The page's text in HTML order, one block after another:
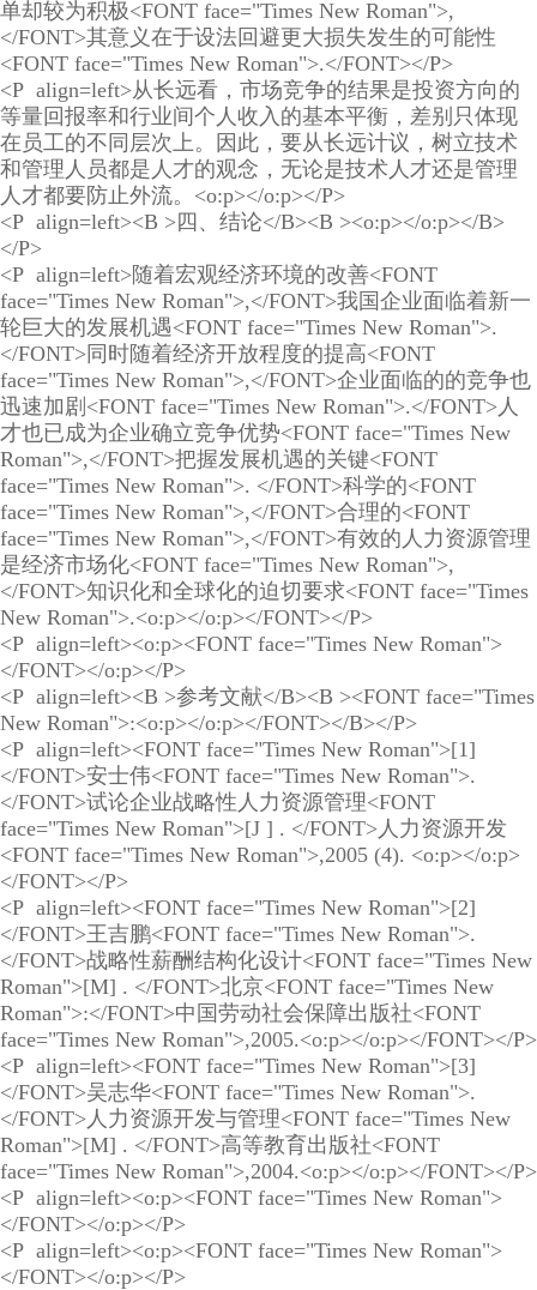
单却较为积极<FONT face="Times New Roman">,
</FONT>其意义在于设法回避更大损失发生的可能性
<FONT face="Times New Roman">.</FONT></P>
<P align=left>从长远看，市场竞争的结果是投资方向的
等量回报率和行业间个人收入的基本平衡，差别只体现
在员工的不同层次上。因此，要从长远计议，树立技术
和管理人员都是人才的观念，无论是技术人才还是管理
人才都要防止外流。<o:p></o:p></P>
<P align=left><B >四、结论</B><B ><o:p></o:p></B>
</P>
<P align=left>随着宏观经济环境的改善<FONT
face="Times New Roman">,</FONT>我国企业面临着新一
轮巨大的发展机遇<FONT face="Times New Roman">.
</FONT>同时随着经济开放程度的提高<FONT
face="Times New Roman">,</FONT>企业面临的的竞争也
迅速加剧<FONT face="Times New Roman">.</FONT>人
才也已成为企业确立竞争优势<FONT face="Times New
Roman">,</FONT>把握发展机遇的关键<FONT
face="Times New Roman">. </FONT>科学的<FONT
face="Times New Roman">,</FONT>合理的<FONT
face="Times New Roman">,</FONT>有效的人力资源管理
是经济市场化<FONT face="Times New Roman">,
</FONT>知识化和全球化的迫切要求<FONT face="Times
New Roman">.<o:p></o:p></FONT></P>
<P align=left><o:p><FONT face="Times New Roman">
</FONT></o:p></P>
<P align=left><B >参考文献</B><B ><FONT face="Times
New Roman">:<o:p></o:p></FONT></B></P>
<P align=left><FONT face="Times New Roman">[1]
</FONT>安士伟<FONT face="Times New Roman">.
</FONT>试论企业战略性人力资源管理<FONT
face="Times New Roman">[J ] . </FONT>人力资源开发
<FONT face="Times New Roman">,2005 (4). <o:p></o:p>
</FONT></P>
<P align=left><FONT face="Times New Roman">[2]
</FONT>王吉鹏<FONT face="Times New Roman">.
</FONT>战略性薪酬结构化设计<FONT face="Times New
Roman">[M] . </FONT>北京<FONT face="Times New
Roman">:</FONT>中国劳动社会保障出版社<FONT
face="Times New Roman">,2005.<o:p></o:p></FONT></P>
<P align=left><FONT face="Times New Roman">[3]
</FONT>吴志华<FONT face="Times New Roman">.
</FONT>人力资源开发与管理<FONT face="Times New
Roman">[M] . </FONT>高等教育出版社<FONT
face="Times New Roman">,2004.<o:p></o:p></FONT></P>
<P align=left><o:p><FONT face="Times New Roman">
</FONT></o:p></P>
<P align=left><o:p><FONT face="Times New Roman">
</FONT></o:p></P>